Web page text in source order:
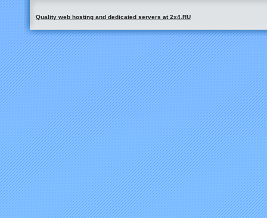
Quality web hosting and dedicated servers at 2x4.RU